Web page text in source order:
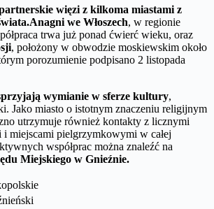
więzi z kilkoma miastami z
Anagni we Włoszech, w regionie
trwa już ponad ćwierć wieku, oraz
, położony w obwodzie moskiewskim około
porozumienie podpisano 2 listopada
wymianie w sferze kultury,
Jako miasto o istotnym znaczeniu religijnym
utrzymuje również kontakty z licznymi
i miejscami pielgrzymkowymi w całej
współprac można znaleźć na
Miejskiego w Gnieźnie.